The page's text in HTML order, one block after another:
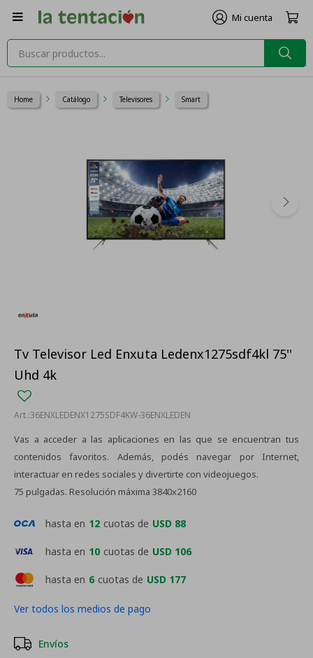

Home Catálogo Televisores Smart
Tv Televisor Led Enxuta Ledenx1275sdf4kl 75''
Uhd 4k
36ENXLEDENX1275SDF4KW-36ENXLEDEN
Vas a acceder a las aplicaciones en las que se encuentran tus
contenidos favoritos. Además, podés navegar por Internet,
interactuar en redes sociales y divertirte con videojuegos.
75 pulgadas. Resolución máxima 3840x2160
hasta en 6 cuotas de USD 177
hasta en 12 cuotas de USD 88
hasta en 10 cuotas de USD 106
Ver todos los medios de pago
Envíos